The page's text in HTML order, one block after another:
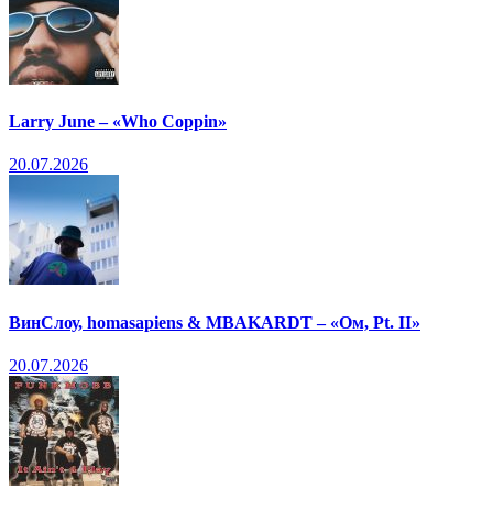
Larry June – «Who Coppin»
20.07.2026
ВинСлоу, homasapiens & MBAKARDT – «Ом, Pt. II»
20.07.2026